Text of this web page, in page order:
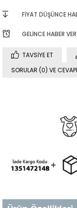
FIYAT DÜŞÜNCE
GELINCE HABER VER
TAVSIYE ET
SORULAR (0) VE